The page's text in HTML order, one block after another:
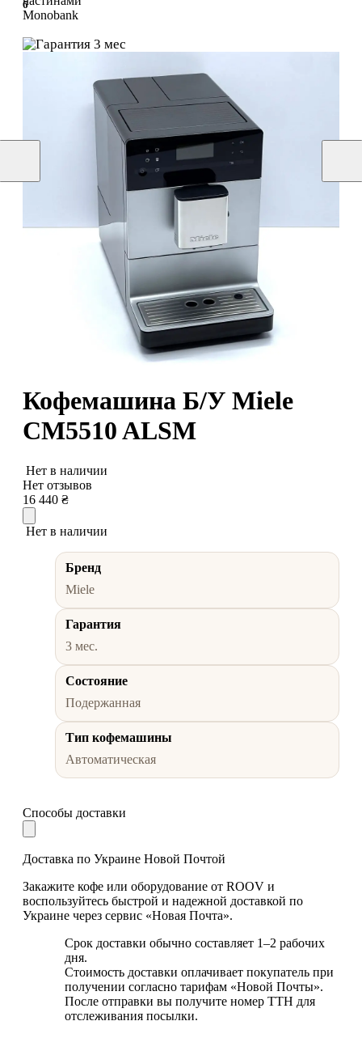
6
3 мес
Кофемашина Б/У Miele
CM5510 ALSM
Нет в наличии
Нет отзывов
16 440 ₴
Нет в наличии
Бренд
Miele
Гарантия
3 мес.
Состояние
Подержанная
Тип кофемашины
Автоматическая
Способы доставки
Доставка по Украине Новой Почтой
Закажите кофе или оборудование от ROOV и
воспользуйтесь быстрой и надежной доставкой по
Украине через сервис «Новая Почта».
Срок доставки обычно составляет 1–2 рабочих
дня.
Стоимость доставки оплачивает покупатель при
получении согласно тарифам «Новой Почты».
После отправки вы получите номер ТТН для
отслеживания посылки.